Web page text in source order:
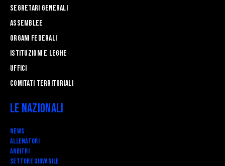
Segretari generali
Assemblee
Organi federali
Istituzioni e leghe
Uffici
Comitati Territoriali
Le Nazionali
News
Allenatori
Arbitri
Settore Giovanile